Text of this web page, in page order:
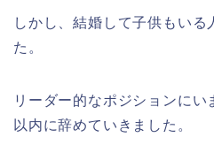
しかし、結婚して子供もいる
た。
リーダー的なポジションに
以内に辞めていきました。